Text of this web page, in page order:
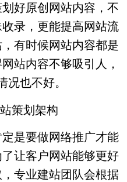
好原创网站内容，不
录，更能提高网站流
有时候网站内容都是
站内容不够吸引人，
况也不好。
策划架构
是要做网络推广才能
让客户网站能够更好
专业建站团队会根据